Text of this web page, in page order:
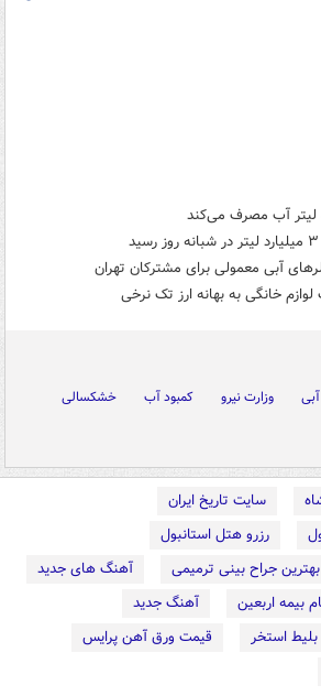
آبی معمولی برای مشترکان تهران
خانگی به بهانه ارز تک نرخی
وزارت نیرو کمبود آب
خشکسالی
سایت تاریخ ایران
رزرو هتل استانبول
بهترین جراح بینی ترمیمی
آهنگ های جدید
بیمه اربعین
آهنگ جدید
استخر
قیمت ورق آهن پرایس